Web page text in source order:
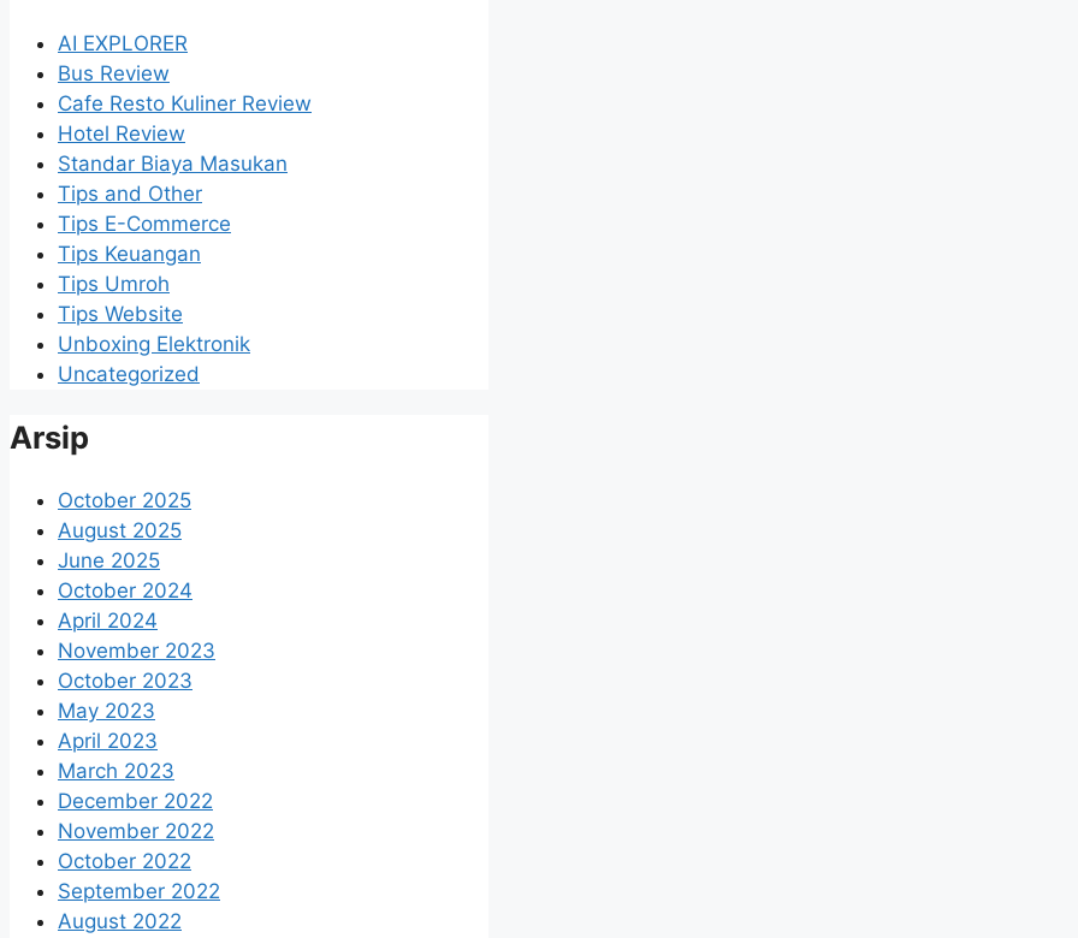
AI EXPLORER
Bus Review
Cafe Resto Kuliner Review
Hotel Review
Standar Biaya Masukan
Tips and Other
Tips E-Commerce
Tips Keuangan
Tips Umroh
Tips Website
Unboxing Elektronik
Uncategorized
Arsip
October 2025
August 2025
June 2025
October 2024
April 2024
November 2023
October 2023
May 2023
April 2023
March 2023
December 2022
November 2022
October 2022
September 2022
August 2022